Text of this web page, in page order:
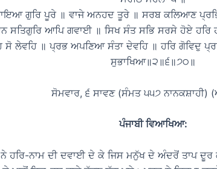
ਗੁਰਿ ਪੂਰੇ ॥ ਵਾਜੇ ਅਨਹਦ ਤੂਰੇ ॥ ਸਰਬ ਕਲਿਆਣ
ਸਤਿਗੁਰਿ ਆਪਿ ਗਵਾਈ ॥ ਸਿਖ ਸੰਤ ਸਭਿ ਸਰਸੇ ਹੋਏ ਹਰਿ
ਸੋ ਲੇਵਹਿ ॥ ਪ੍ਰਭ ਅਪਣਿਆ ਸੰਤਾ ਦੇਵਹਿ ॥ ਹਰਿ ਗੋਵਿਦੁ
ਸੁਭਾਖਿਆ॥੨॥੬॥੭੦॥
ਸੋਮਵਾਰ, ੬ ਸਾਵਣ (ਸੰਮਤ ੫੫੭ ਨਾਨਕਸ਼ਾਹੀ)
ਪੰਜਾਬੀ ਵਿਆਖਿਆ:
ਹਰਿ-ਨਾਮ ਦੀ ਦਵਾਈ ਦੇ ਕੇ ਜਿਸ ਮਨੁੱਖ ਦੇ ਅੰਦਰੋਂ ਤਾਪ